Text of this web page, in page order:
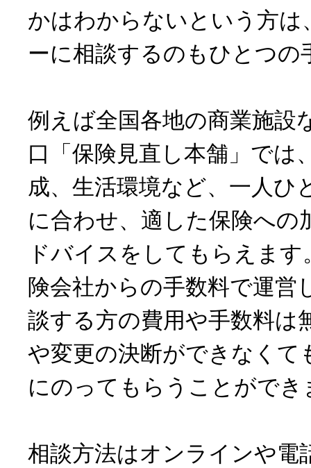
かはわからないという方は
ーに相談するのもひとつの
例えば全国各地の商業施設
口「保険見直し本舗」では
成、生活環境など、一人ひ
に合わせ、適した保険への
ドバイスをしてもらえま
険会社からの手数料で運営
談する方の費用や手数料は
や変更の決断ができなくて
にのってもらうことができ
相談方法はオンラインや電